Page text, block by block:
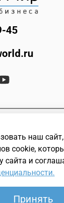
45
магазин
и
наш
cookie,
сайта и
Принять